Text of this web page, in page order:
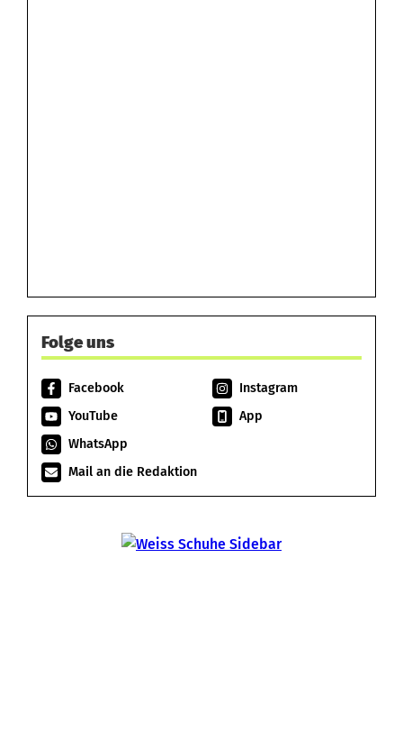
Folge uns
Facebook
Instagram
YouTube
App
WhatsApp
Mail an die Redaktion